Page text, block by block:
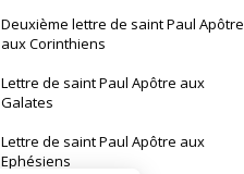
Deuxième lettre de saint Paul Apôtre
aux Corinthiens
Lettre de saint Paul Apôtre aux
Galates
Lettre de saint Paul Apôtre aux
Ephésiens